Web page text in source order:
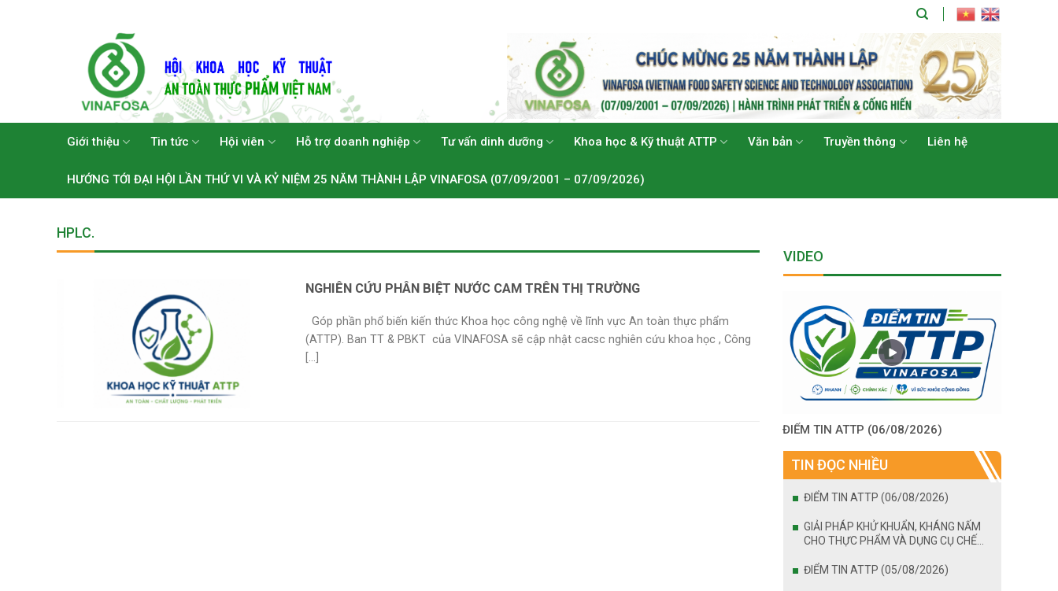
Giới thiệu Tin tức Hội viên Hỗ trợ doanh nghiệp Tư vấn dinh dưỡng Khoa học & Kỹ thuật ATTP Văn bản Truyền thông Liên hệ
HƯỚNG TỚI ĐẠI HỘI LẦN THỨ VI VÀ KỶ NIỆM 25 NĂM THÀNH LẬP VINAFOSA (07/09/2001 – 07/09/2026)
HPLC.
NGHIÊN CỨU PHÂN BIỆT NƯỚC CAM TRÊN THỊ TRƯỜNG
Góp phần phổ biến kiến thức Khoa học công nghệ về lĩnh vực An toàn thực phẩm
(ATTP). Ban TT & PBKT của VINAFOSA sẽ cập nhật cacsc nghiên cứu khoa học , Công
[...]
VIDEO
ĐIỂM TIN ATTP (06/08/2026)
TIN ĐỌC NHIỀU
ĐIỂM TIN ATTP (06/08/2026)
GIẢI PHÁP KHỬ KHUẨN, KHÁNG NẤM
CHO THỰC PHẨM VÀ DỤNG CỤ CHẾ
ĐIỂM TIN ATTP (05/08/2026)